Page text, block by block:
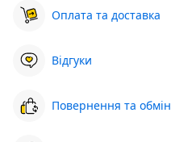
Оплата та доставка
Відгуки
Повернення та обмін